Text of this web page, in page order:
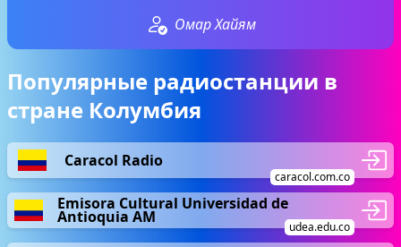
Омар Хайям
Популярные радиостанции в
стране Колумбия
Caracol Radio
caracol.com.co
Emisora Cultural Universidad de
Antioquia AM
udea.edu.co